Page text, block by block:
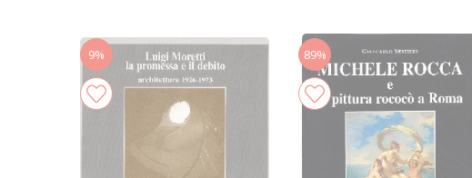
9% 89%